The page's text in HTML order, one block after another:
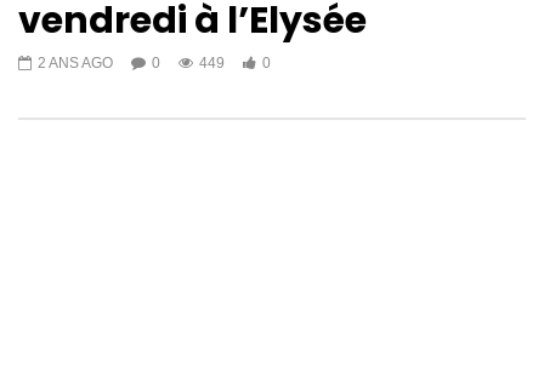
vendredi à l’Elysée
2 ANS AGO 0 449 0